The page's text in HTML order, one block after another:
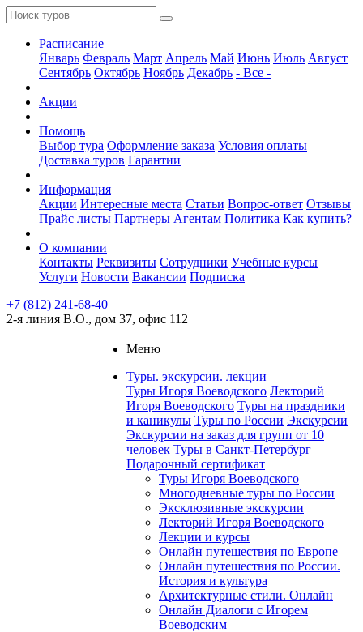
Расписание
Январь Февраль Март Апрель Май Июнь Июль Август
Сентябрь Октябрь Ноябрь Декабрь - Все -
Акции
Помощь
Выбор тура Оформление заказа Условия оплаты
Доставка туров Гарантии
Информация
Акции Интересные места Статьи Вопрос-ответ Отзывы
Прайс листы Партнеры Агентам Политика Как купить?
О компании
Контакты Реквизиты Сотрудники Учебные курсы
Услуги Новости Вакансии Подписка
+7 (812) 241-68-40
2-я линия В.О., дом 37, офис 112
Меню
Туры. экскурсии. лекции
Туры Игоря Воеводского Лекторий
Игоря Воеводского Туры на праздники
и каникулы Туры по России Экскурсии
Экскурсии на заказ для групп от 10
человек Туры в Санкт-Петербург
Подарочный сертификат
Туры Игоря Воеводского
Многодневные туры по России
Эксклюзивные экскурсии
Лекторий Игоря Воеводского
Лекции и курсы
Онлайн путешествия по Европе
Онлайн путешествия по России.
История и культура
Архитектурные стили. Онлайн
Онлайн Диалоги с Игорем
Воеводским